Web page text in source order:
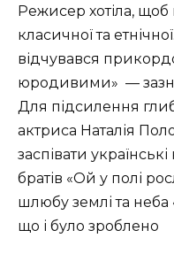
Режисер хотіла,
класичної та
відчувався
юродивими» —
Для підсилення
актриса Наталія
заспівати
братів «Ой у полі
шлюбу землі та неба
що і було зроблено